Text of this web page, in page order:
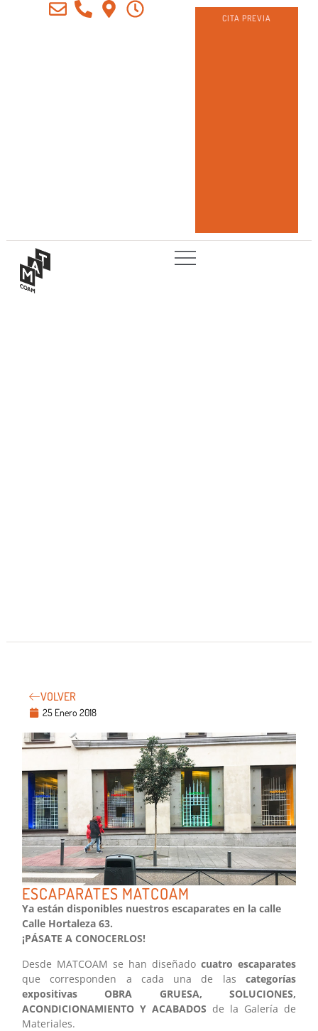
CITA PREVIA
VOLVER
25 Enero 2018
ESCAPARATES MATCOAM
Ya están disponibles nuestros escaparates en la calle
Calle Hortaleza 63.
¡PÁSATE A CONOCERLOS!
Desde MATCOAM se han diseñado cuatro escaparates
que corresponden a cada una de las categorías
expositivas
OBRA GRUESA, SOLUCIONES,
ACONDICIONAMIENTO Y ACABADOS de la Galería de
Materiales.